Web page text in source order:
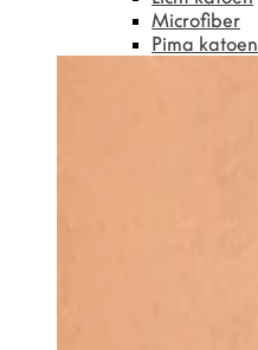
Microfiber
Pima katoen